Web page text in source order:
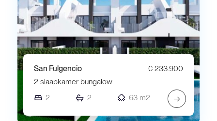
San Fulgencio
€ 233.900
2 slaapkamer bungalow
2
2 63 m2 →